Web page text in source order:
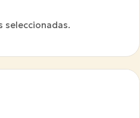
seleccionadas.